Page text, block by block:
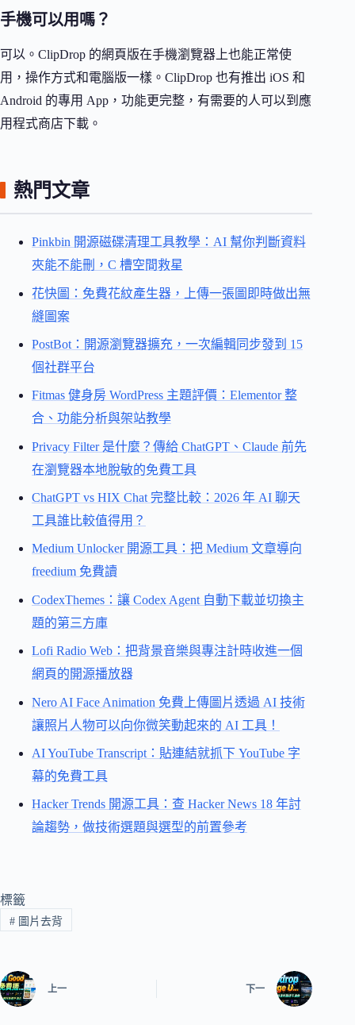
手機可以用嗎？
可以。ClipDrop 的網頁版在手機瀏覽器上也能正常使
用，操作方式和電腦版一樣。ClipDrop 也有推出 iOS 和
Android 的專用 App，功能更完整，有需要的人可以到應
用程式商店下載。
熱門文章
Pinkbin 開源磁碟清理工具教學：AI 幫你判斷資料
夾能不能刪，C 槽空間救星
花快圖：免費花紋產生器，上傳一張圖即時做出無
縫圖案
PostBot：開源瀏覽器擴充，一次編輯同步發到 15
個社群平台
Fitmas 健身房 WordPress 主題評價：Elementor 整
合、功能分析與架站教學
Privacy Filter 是什麼？傳給 ChatGPT、Claude 前先
在瀏覽器本地脫敏的免費工具
ChatGPT vs HIX Chat 完整比較：2026 年 AI 聊天
工具誰比較值得用？
Medium Unlocker 開源工具：把 Medium 文章導向
freedium 免費讀
CodexThemes：讓 Codex Agent 自動下載並切換主
題的第三方庫
Lofi Radio Web：把背景音樂與專注計時收進一個
網頁的開源播放器
Nero AI Face Animation 免費上傳圖片透過 AI 技術
讓照片人物可以向你微笑動起來的 AI 工具！
AI YouTube Transcript：貼連結就抓下 YouTube 字
幕的免費工具
Hacker Trends 開源工具：查 Hacker News 18 年討
論趨勢，做技術選題與選型的前置參考
標籤
#圖片去背
上一 下一